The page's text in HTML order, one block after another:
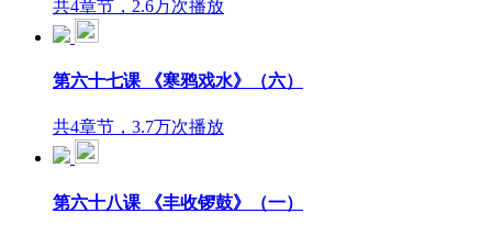
共4章节，2.6万次播放
第六十七课 《寒鸦戏水》（六）
共4章节，3.7万次播放
第六十八课 《丰收锣鼓》（一）